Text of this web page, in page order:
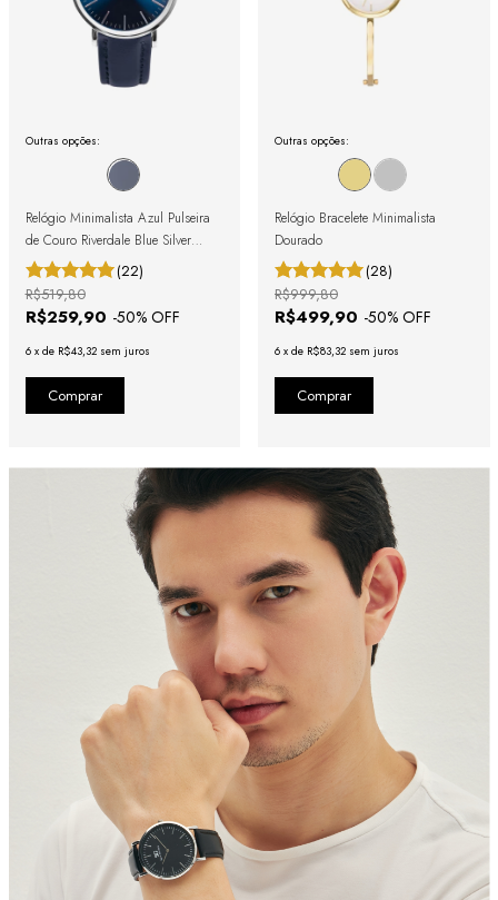
Outras opções:
Relógio Minimalista Azul Pulseira
de Couro Riverdale Blue Silver
40mm
(22)
R$259,90 -50% OFF
R$519,80
6 x de R$43,32 sem juros
Outras opções:
Relógio Bracelete Minimalista
Dourado
(28)
R$499,90 -50% OFF
R$999,80
6 x de R$83,32 sem juros